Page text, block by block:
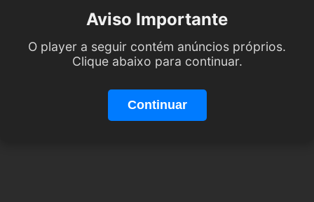
Aviso Importante
O player a seguir contém anúncios próprios.
Clique abaixo para continuar.
Continuar